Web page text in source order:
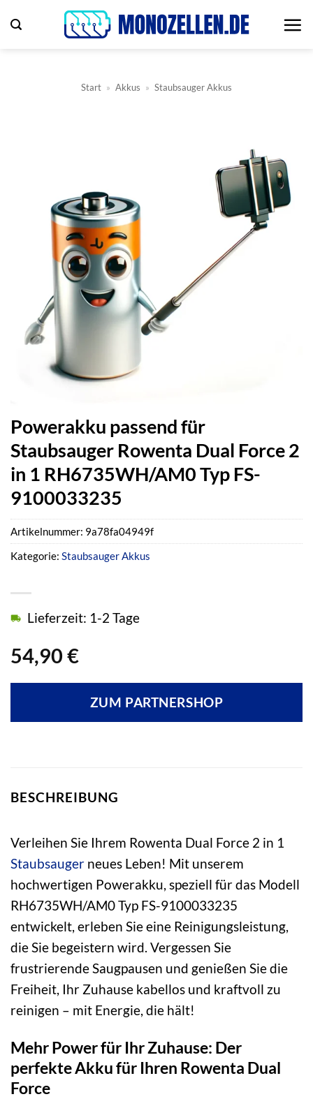
Inhalt
Start » Akkus » Staubsauger Akkus
Powerakku passend für
Staubsauger Rowenta Dual Force 2
in 1 RH6735WH/AM0 Typ FS-
9100033235
54,90 €
Lieferzeit: 1-2 Tage
ZUM PARTNERSHOP
Artikelnummer: 9a78fa04949f
Kategorie: Staubsauger Akkus
BESCHREIBUNG
Verleihen Sie Ihrem Rowenta Dual Force 2 in 1
Staubsauger neues Leben! Mit unserem
hochwertigen Powerakku, speziell für das Modell
RH6735WH/AM0 Typ FS-9100033235
entwickelt, erleben Sie eine Reinigungsleistung,
die Sie begeistern wird. Vergessen Sie
frustrierende Saugpausen und genießen Sie die
Freiheit, Ihr Zuhause kabellos und kraftvoll zu
reinigen – mit Energie, die hält!
Mehr Power für Ihr Zuhause: Der
perfekte Akku für Ihren Rowenta Dual
Force